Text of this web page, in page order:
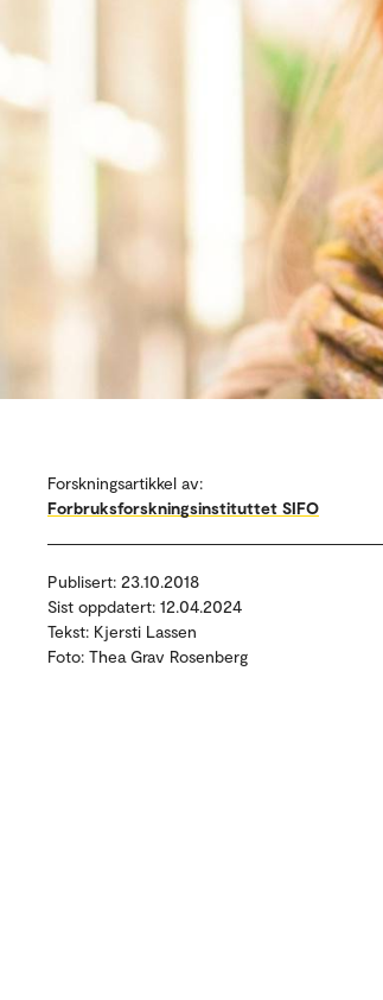
Forskningsartikkel av:
Forbruksforskningsinstituttet SIFO
Publisert: 23.10.2018
Sist oppdatert: 12.04.2024
Tekst: Kjersti Lassen
Foto: Thea Grav Rosenberg